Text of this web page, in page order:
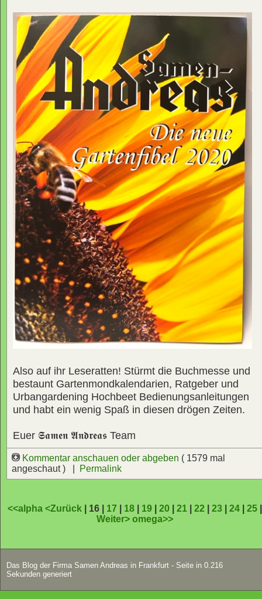
Also auf ihr Leseratten! Stürmt die Buchmesse und
bestaunt Gartenmondkalendarien, Ratgeber und
Urbangardening Hochbeet Bedienungsanleitungen
und habt ein wenig Spaß in diesen drögen Zeiten.
Euer 𝕾𝖆𝖒𝖊𝖓 𝕬𝖓𝖉𝖗𝖊𝖆𝖘 Team
Kommentar anschauen oder abgeben ( 1579 mal
angeschaut ) |
Permalink
<<alpha<Zurück | 16 | 17 18 19 |20 |21 |22 |23 |24 |25
Weiter>omega>>
Das Blog der Firma Samen Andreas in Frankfurt - Seite in 0.216
Sekunden generiert